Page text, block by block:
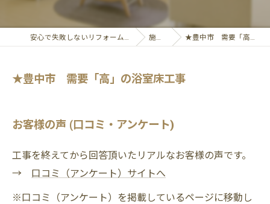
安心で失敗しないリフォーム相談なら吾妻工務店 施工実績 ★豊中市 需要「高」の浴室床工事
★豊中市 需要「高」の浴室床工事
お客様の声 (口コミ・アンケート)
工事を終えてから回答頂いたリアルなお客様の声です。
→ 口コミ（アンケート）サイトへ
※口コミ（アンケート）を掲載しているページに移動し